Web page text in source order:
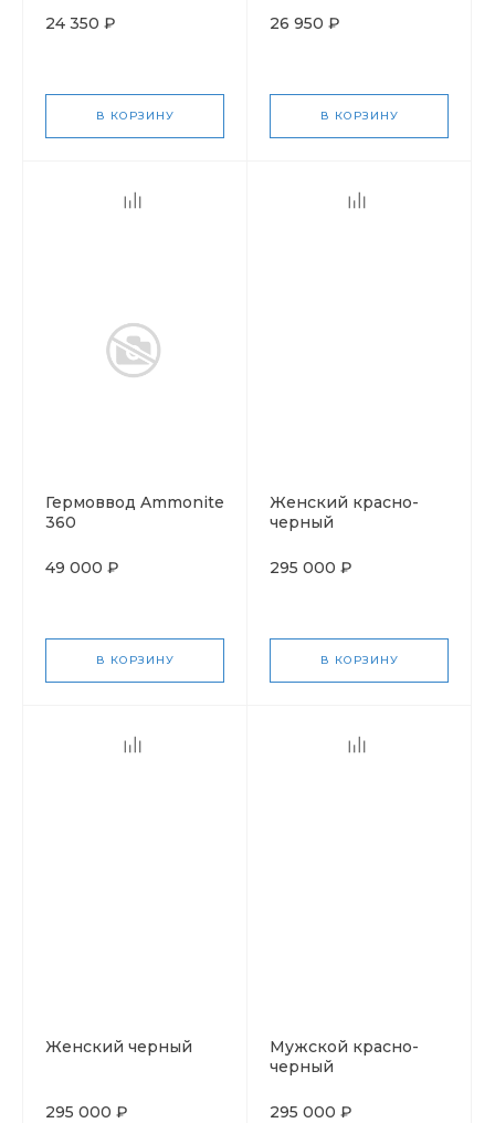
24 350 ₽
В КОРЗИНУ
26 950 ₽
В КОРЗИНУ
Гермоввод Ammonite
360
49 000 ₽
В КОРЗИНУ
Женский красно-
черный
295 000 ₽
В КОРЗИНУ
Женский черный
295 000 ₽
Мужской красно-
черный
295 000 ₽